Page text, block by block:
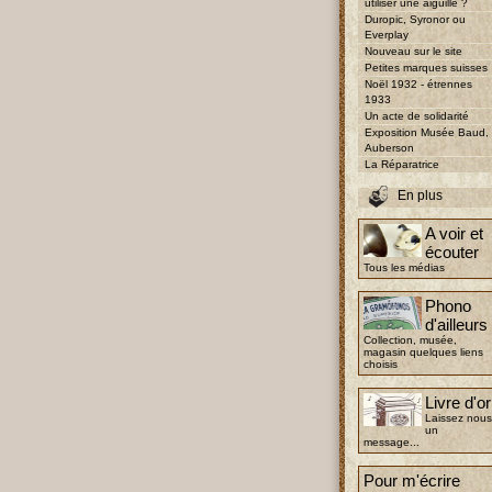
utiliser une aiguille ?
Duropic, Syronor ou
Everplay
Nouveau sur le site
Petites marques suisses
Noël 1932 - étrennes
1933
Un acte de solidarité
Exposition Musée Baud,
Auberson
La Réparatrice
En plus
A voir et
écouter
Tous les médias
Phono
d'ailleurs
Collection, musée,
magasin quelques liens
choisis
Livre d'or
Laissez nous
un
message...
Pour m'écrire